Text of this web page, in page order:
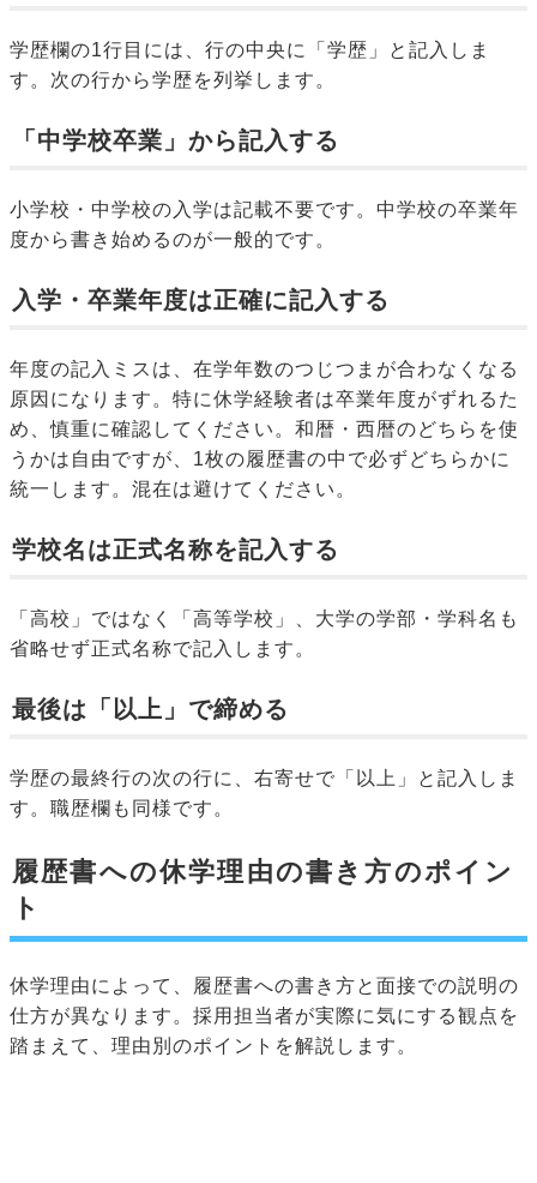
学歴欄の1行目には、行の中央に「学歴」と記入しま
す。次の行から学歴を列挙します。
「中学校卒業」から記入する
小学校・中学校の入学は記載不要です。中学校の卒業年
度から書き始めるのが一般的です。
入学・卒業年度は正確に記入する
年度の記入ミスは、在学年数のつじつまが合わなくなる
原因になります。特に休学経験者は卒業年度がずれるた
め、慎重に確認してください。和暦・西暦のどちらを使
うかは自由ですが、1枚の履歴書の中で必ずどちらかに
統一します。混在は避けてください。
学校名は正式名称を記入する
「高校」ではなく「高等学校」、大学の学部・学科名も
省略せず正式名称で記入します。
最後は「以上」で締める
学歴の最終行の次の行に、右寄せで「以上」と記入しま
す。職歴欄も同様です。
履歴書への休学理由の書き方のポイン
ト
休学理由によって、履歴書への書き方と面接での説明の
仕方が異なります。採用担当者が実際に気にする観点を
踏まえて、理由別のポイントを解説します。